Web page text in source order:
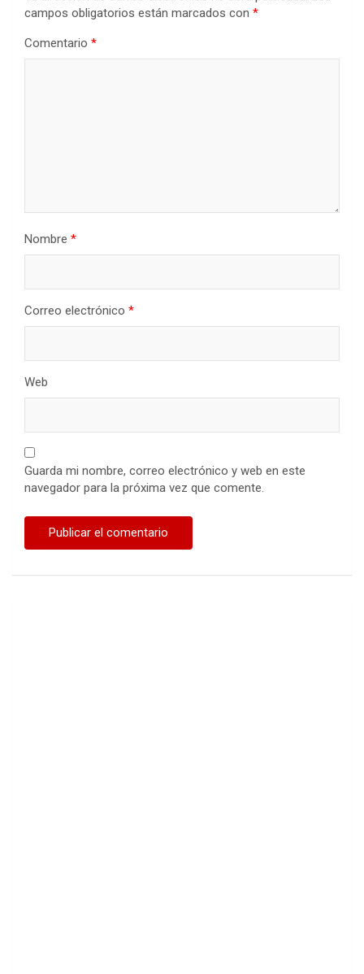
campos obligatorios están marcados con *
Comentario *
Nombre *
Correo electrónico *
Web
Guarda mi nombre, correo electrónico y web en este
navegador para la próxima vez que comente.